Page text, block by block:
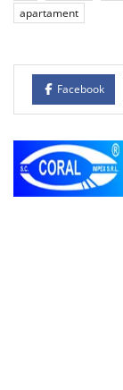
apartament
Facebook